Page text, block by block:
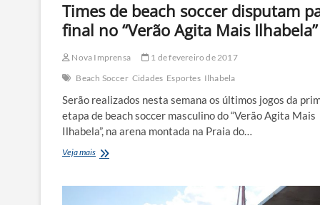
Times de beach soccer disputam
final no “Verão Agita Mais Ilhabela”
Nova Imprensa
1 de fevereiro de 2017
Beach Soccer Cidades Esportes Ilhabela
Serão realizados nesta semana os últimos jogos da
etapa de beach soccer masculino do “Verão Agita Mais
Ilhabela”, na arena montada na Praia do…
Veja maisTimes